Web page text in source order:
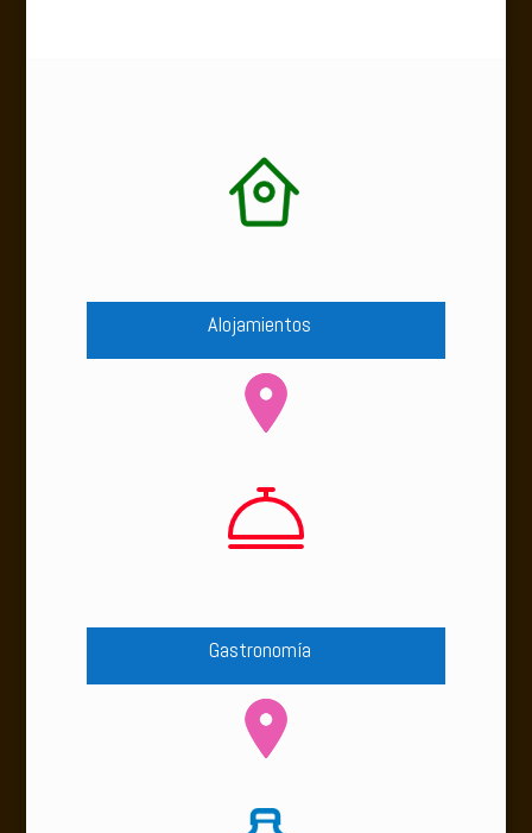
Alojamientos
Gastronomía